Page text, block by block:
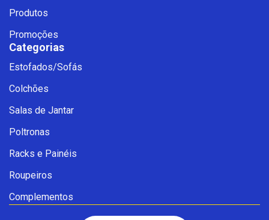
Produtos
Promoções
Categorias
Estofados/Sofás
Colchões
Salas de Jantar
Poltronas
Racks e Painéis
Roupeiros
Complementos